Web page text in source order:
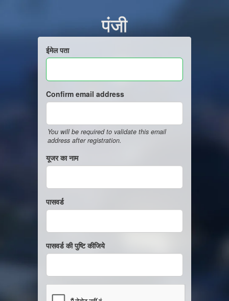
पंजी
ईमेल पता
Confirm email address
You will be required to validate this email
address after registration.
यूजर का नाम
पासवर्ड
पासवर्ड की पुष्टि कीजिये